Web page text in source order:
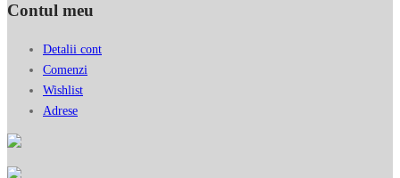
Contul meu
Detalii cont
Comenzi
Wishlist
Adrese